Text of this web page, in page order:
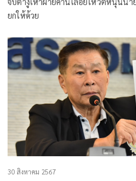
ยกให้ด้วย
30 สิงหาคม 2567